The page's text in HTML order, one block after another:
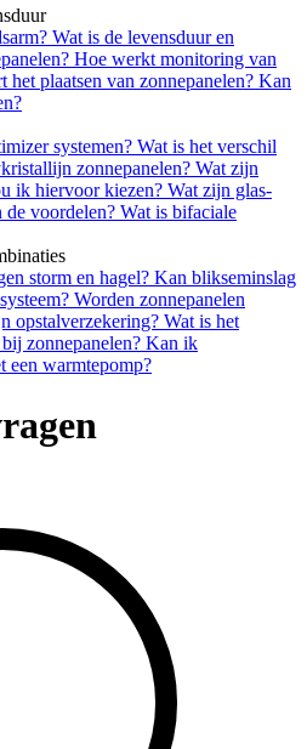
Wat is de levensduur en
Hoe werkt monitoring van
het plaatsen van zonnepanelen? Kan
systemen? Wat is het verschil
zonnepanelen? Wat zijn
ik hiervoor kiezen? Wat zijn glas-
de voordelen? Wat is bifaciale
storm en hagel? Kan blikseminslag
Worden zonnepanelen
opstalverzekering? Wat is het
zonnepanelen? Kan ik
een warmtepomp?